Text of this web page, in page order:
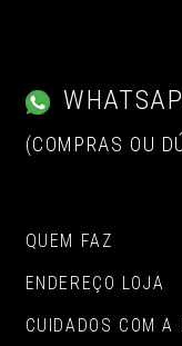
(COMPRAS OU
QUEM FAZ
ENDEREÇO LOJA
CUIDADOS COM A